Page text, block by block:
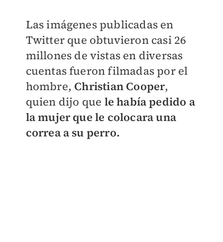
Las imágenes publicadas en
Twitter que obtuvieron casi 26
millones de vistas en diversas
cuentas fueron filmadas por el
hombre, Christian Cooper,
quien dijo que le había pedido a
la mujer que le colocara una
correa a su perro.